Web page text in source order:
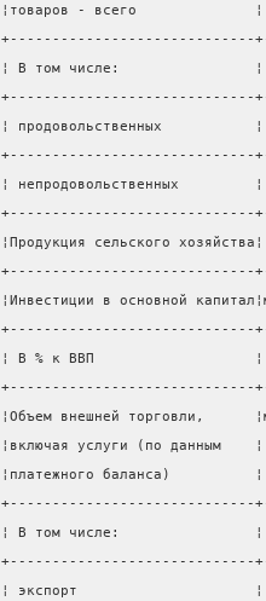
¦товаров - всего
+-----------------------------
¦ В том числе:
+-----------------------------
¦ продовольственных
+-----------------------------
¦ непродовольственных
+-----------------------------
¦Продукция сельского
+-----------------------------
¦Инвестиции в основной
+-----------------------------
¦ В % к ВВП
+-----------------------------
¦Объем внешней торговли,
¦включая услуги (по
¦платежного баланса)
+-----------------------------
¦ В том числе:
+-----------------------------
¦ экспорт                     ¦